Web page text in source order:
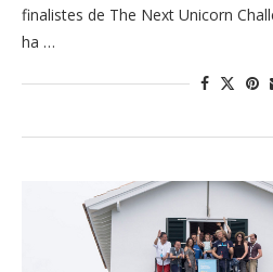
finalistes de The Next Unicorn
ha …